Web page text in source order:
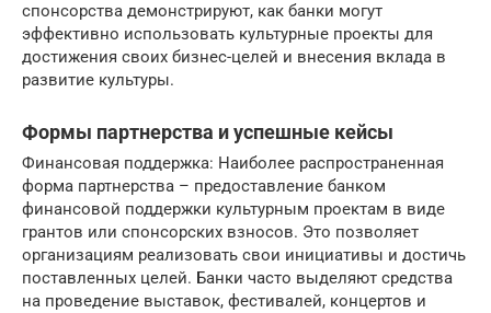
спонсорства демонстрируют, как банки могут
эффективно использовать культурные проекты для
достижения своих бизнес-целей и внесения вклада в
развитие культуры.
Формы партнерства и успешные кейсы
Финансовая поддержка: Наиболее распространенная
форма партнерства – предоставление банком
финансовой поддержки культурным проектам в виде
грантов или спонсорских взносов. Это позволяет
организациям реализовать свои инициативы и достичь
поставленных целей. Банки часто выделяют средства
на проведение выставок, фестивалей, концертов и